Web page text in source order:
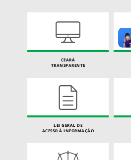
CEARÁ
TRANSPARENTE
LEI GERAL DE
ACESSO À INFORMAÇÃO